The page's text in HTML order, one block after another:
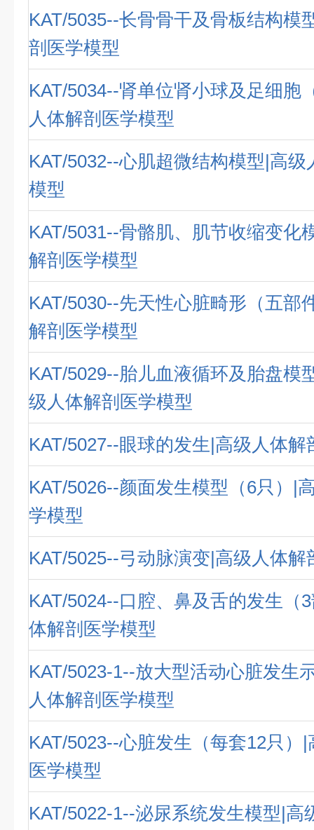
KAT/5035--长骨骨干及骨板结构模
剖医学模型
KAT/5034--肾单位肾小球及足细胞
人体解剖医学模型
KAT/5032--心肌超微结构模型|高级
模型
KAT/5031--骨骼肌、肌节收缩变化
解剖医学模型
KAT/5030--先天性心脏畸形（五部
解剖医学模型
KAT/5029--胎儿血液循环及胎盘模
级人体解剖医学模型
KAT/5027--眼球的发生|高级人体解
KAT/5026--颜面发生模型（6只）|
学模型
KAT/5025--弓动脉演变|高级人体解
KAT/5024--口腔、鼻及舌的发生（
体解剖医学模型
KAT/5023-1--放大型活动心脏发生
人体解剖医学模型
KAT/5023--心脏发生（每套12只）
医学模型
KAT/5022-1--泌尿系统发生模型|高